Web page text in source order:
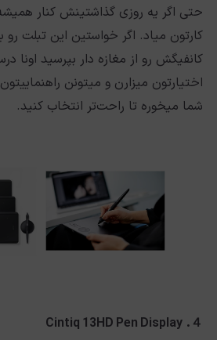
حتی اگر یه روزی گذاشتینش کنار
کارتون میاد. اگر خواستین این تبلت رو
کانفیگش رو از مغازه دار بپرسید اونا
اختیارتون میزارن و میتونن
شما میخوره تا راحت‌تر انتخاب کنید.
４.
Cintiq 13HD Pen Display